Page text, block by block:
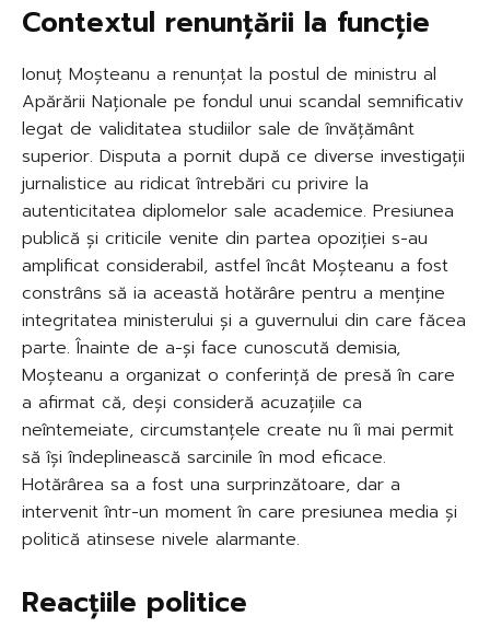
Contextul renunțării la funcție
Ionuț Moșteanu a renunțat la postul de ministru al
Apărării Naționale pe fondul unui scandal semnificativ
legat de validitatea studiilor sale de învățământ
superior. Disputa a pornit după ce diverse investigații
jurnalistice au ridicat întrebări cu privire la
autenticitatea diplomelor sale academice. Presiunea
publică și criticile venite din partea opoziției s-au
amplificat considerabil, astfel încât Moșteanu a fost
constrâns să ia această hotărâre pentru a menține
integritatea ministerului și a guvernului din care făcea
parte. Înainte de a-și face cunoscută demisia,
Moșteanu a organizat o conferință de presă în care
a afirmat că, deși consideră acuzațiile ca
neîntemeiate, circumstanțele create nu îi mai permit
să își îndeplinească sarcinile în mod eficace.
Hotărârea sa a fost una surprinzătoare, dar a
intervenit într-un moment în care presiunea media și
politică atinsese nivele alarmante.
Reacțiile politice